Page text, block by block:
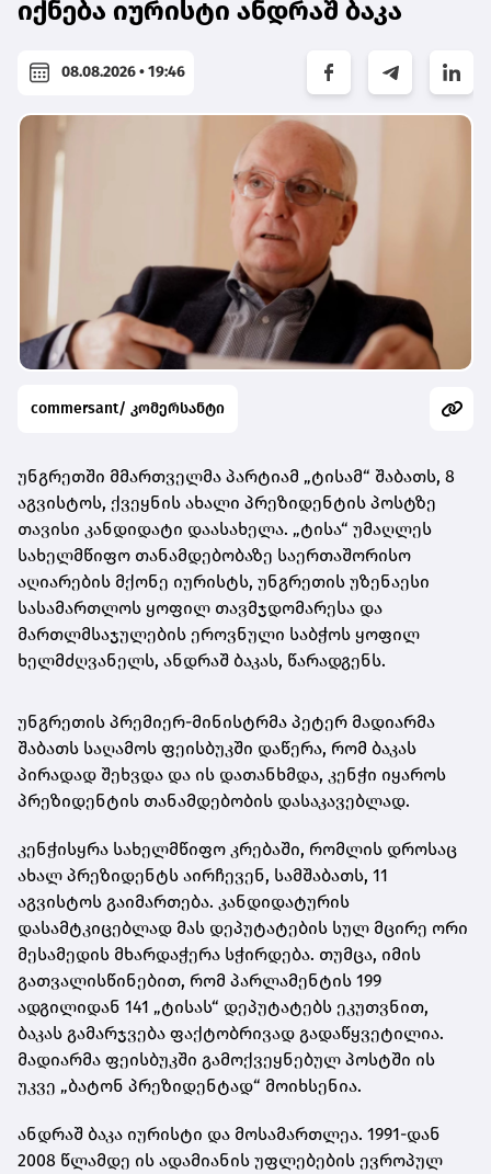
იქნება იურისტი ანდრაშ ბაკა
08.08.2026 • 19:46
commersant/ კომერსანტი
უნგრეთში მმართველმა პარტიამ „ტისამ“ შაბათს, 8
აგვისტოს, ქვეყნის ახალი პრეზიდენტის პოსტზე
თავისი კანდიდატი დაასახელა. „ტისა“ უმაღლეს
სახელმწიფო თანამდებობაზე საერთაშორისო
აღიარების მქონე იურისტს, უნგრეთის უზენაესი
სასამართლოს ყოფილ თავმჯდომარესა და
მართლმსაჯულების ეროვნული საბჭოს ყოფილ
ხელმძღვანელს, ანდრაშ ბაკას, წარადგენს.
უნგრეთის პრემიერ-მინისტრმა პეტერ მადიარმა
შაბათს საღამოს ფეისბუკში დაწერა, რომ ბაკას
პირადად შეხვდა და ის დათანხმდა, კენჭი იყაროს
პრეზიდენტის თანამდებობის დასაკავებლად.
კენჭისყრა სახელმწიფო კრებაში, რომლის დროსაც
ახალ პრეზიდენტს აირჩევენ, სამშაბათს, 11
აგვისტოს გაიმართება. კანდიდატურის
დასამტკიცებლად მას დეპუტატების სულ მცირე ორი
მესამედის მხარდაჭერა სჭირდება. თუმცა, იმის
გათვალისწინებით, რომ პარლამენტის 199
ადგილიდან 141 „ტისას“ დეპუტატებს ეკუთვნით,
ბაკას გამარჯვება ფაქტობრივად გადაწყვეტილია.
მადიარმა ფეისბუკში გამოქვეყნებულ პოსტში ის
უკვე „ბატონ პრეზიდენტად“ მოიხსენია.
ანდრაშ ბაკა იურისტი და მოსამართლეა. 1991-დან
2008 წლამდე ის ადამიანის უფლებების ევროპულ